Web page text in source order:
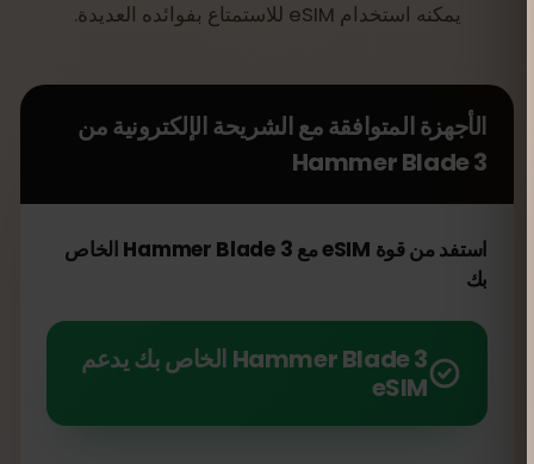
يمكنه استخدام eSIM للاستمتاع بفوائده العديدة.
الأجهزة المتوافقة مع الشريحة الإلكترونية من
Hammer Blade 3
استفد من قوة eSIM مع Hammer Blade 3 الخاص
بك
Hammer Blade 3 الخاص بك يدعم
eSIM